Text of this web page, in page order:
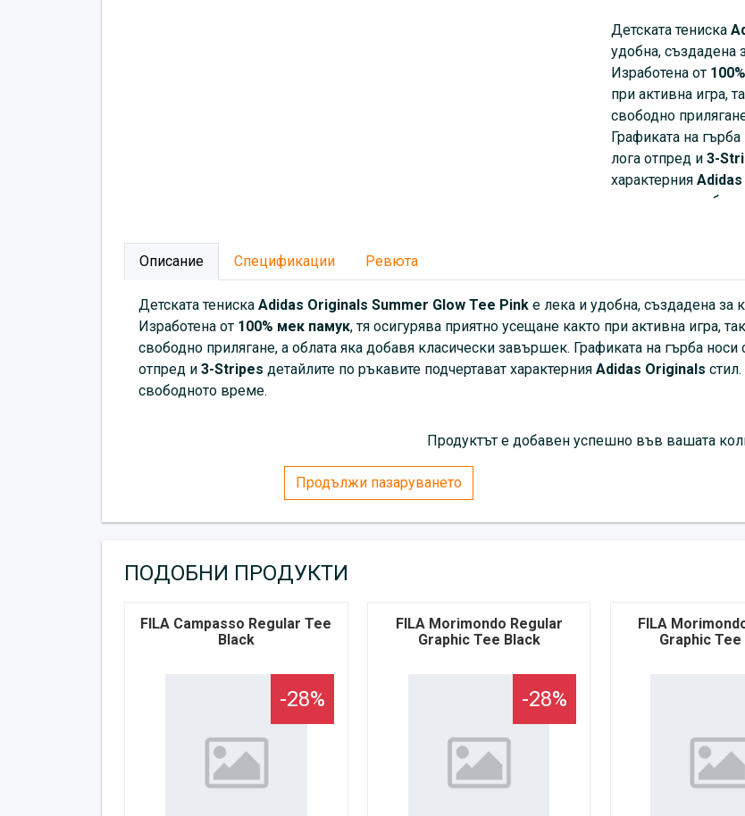
Детската тениска
удобна, създадена
Изработена от
при активна игра,
свободно
Графиката на
лога отпред и 3-
характерния
разходки и
Описание Спецификации Ревюта
Детската тениска Adidas Originals Summer Glow Tee Pink е лека и удобна, създадена за
Изработена от 100% мек памук, тя осигурява приятно усещане както при активна игра,
свободно прилягане, а облата яка добавя класически завършек. Графиката на гърба
отпред и 3-Stripes детайлите по ръкавите подчертават характерния Adidas Originals
свободното време.
Продуктът е добавен успешно във вашата
Продължи пазаруването
ПОДОБНИ ПРОДУКТИ
FILA Campasso Regular Tee
Black
-28%
FILA Morimondo Regular
Graphic Tee Black
-28%
FILA
Graphic Tee